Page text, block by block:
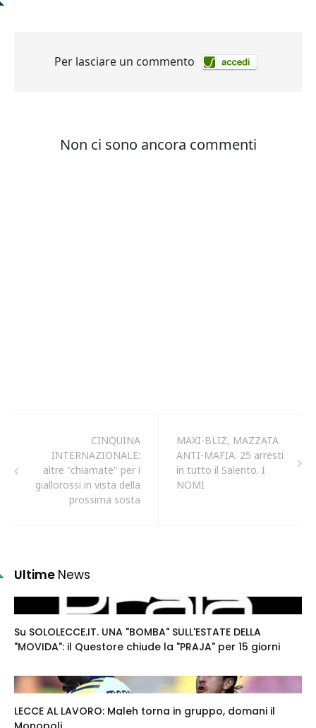
CINQUINA
INTERNAZIONALE:
altre "chiamate" per i
giallorossi in vista della
prossima sosta
MAXI-BLIZ, MAZZATA
ANTI-MAFIA. 25 arresti
in tutto il Salento. I
NOMI
Ultime News
Su SOLOLECCE.IT. UNA "BOMBA" SULL'ESTATE DELLA
"MOVIDA": il Questore chiude la "PRAJA" per 15 giorni
LECCE AL LAVORO: Maleh torna in gruppo, domani il